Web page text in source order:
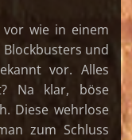
vor wie in einem
Blockbusters und
vor. Alles
Na klar, böse
Diese wehrlose
zum Schluss